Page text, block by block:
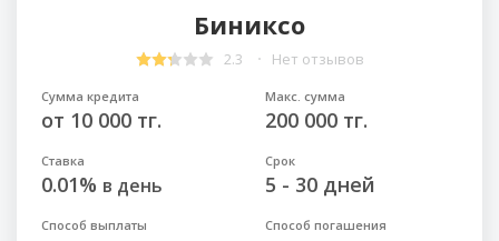
Биниксо
2.3 Нет отзывов
Сумма кредита
от 10 000 тг.
Макс. сумма
200 000 тг.
Ставка
0.01% в день
Срок
5 - 30 дней
Способ выплаты Способ погашения